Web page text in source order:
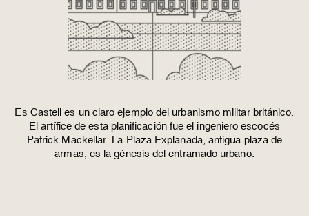
Es Castell es un claro ejemplo del urbanismo militar británico.
El artífice de esta planificación fue el ingeniero escocés
Patrick Mackellar. La Plaza Explanada, antigua plaza de
armas, es la génesis del entramado urbano.